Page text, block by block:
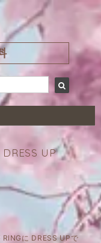
UP
に DRESS UPで